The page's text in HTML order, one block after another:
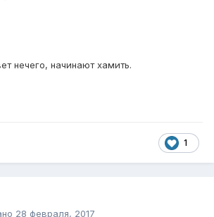
нечего, начинают хамить.
1
28 февраля, 2017